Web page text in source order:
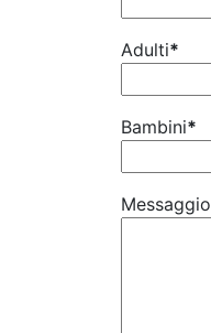
Adulti*
Bambini*
Messaggio